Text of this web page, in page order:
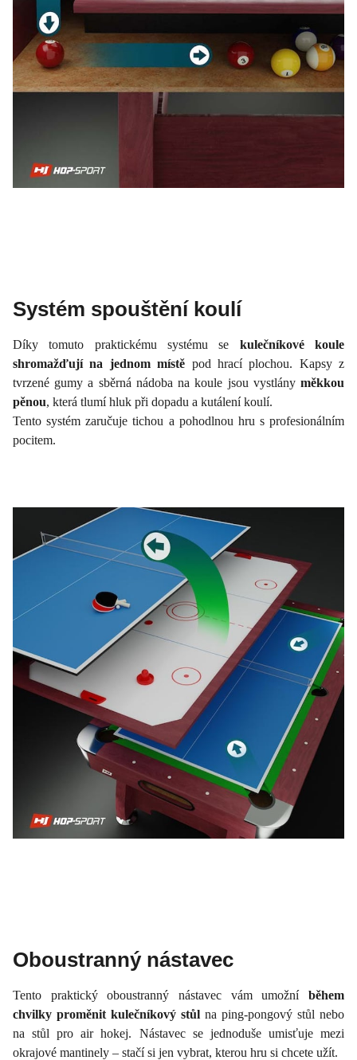
Systém spouštění koulí
Díky tomuto praktickému systému se kulečníkové koule
shromažďují na jednom místě pod hrací plochou. Kapsy z
tvrzené gumy a sběrná nádoba na koule jsou vystlány měkkou
pěnou, která tlumí hluk při dopadu a kutálení koulí.
Tento systém zaručuje tichou a pohodlnou hru s profesionálním
pocitem.
Oboustranný nástavec
Tento praktický oboustranný nástavec vám umožní během
chvilky proměnit kulečníkový stůl na ping-pongový stůl nebo
na stůl pro air hokej. Nástavec se jednoduše umisťuje mezi
okrajové mantinely – stačí si jen vybrat, kterou hru si chcete užít.